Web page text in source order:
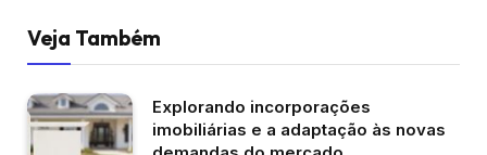
Veja Também
Explorando incorporações
imobiliárias e a adaptação às novas